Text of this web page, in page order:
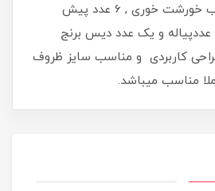
غذاخوری, 6 عدد بشقاب خورشت خوری , 6 عدد پیش
دستی میوه خوری , 6 عددپیاله و یک عدد دیس برنج
کاربردی و مناسب سایز ظروف